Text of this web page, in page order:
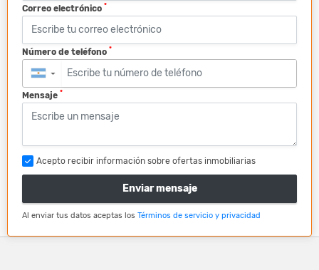
Correo electrónico *
Número de teléfono *
▼
Mensaje *
Acepto recibir información sobre ofertas inmobiliarias
Enviar mensaje
Al enviar tus datos aceptas los Términos de servicio y privacidad